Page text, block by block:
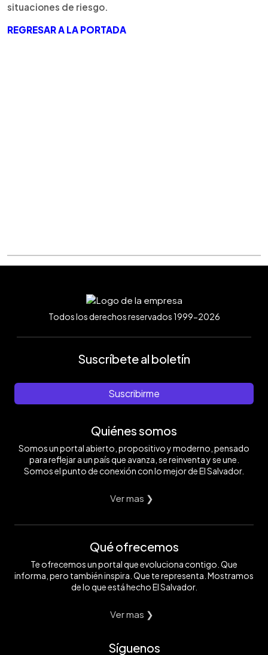
situaciones de riesgo.
REGRESAR A LA PORTADA
Todos los derechos reservados 1999-2026
Suscríbete al boletín
Suscribirme
Quiénes somos
Somos un portal abierto, propositivo y moderno, pensado
para reflejar a un país que avanza, se reinventa y se une.
Somos el punto de conexión con lo mejor de El Salvador.
Ver mas ❯
Qué ofrecemos
Te ofrecemos un portal que evoluciona contigo. Que
informa, pero también inspira. Que te representa. Mostramos
de lo que está hecho El Salvador.
Ver mas ❯
Síguenos